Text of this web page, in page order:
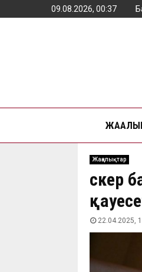
09.08.2026, 00:37
Жаңалықтар
Әскер
22.04.2025,